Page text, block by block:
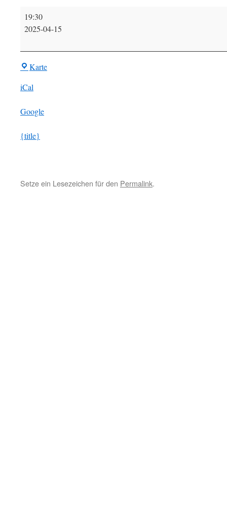
Offene
Vorstandssitzung
19:30
2025-04-15
KarteBIR-
iCal
Google
{title}
Setze ein Lesezeichen für den Permalink.